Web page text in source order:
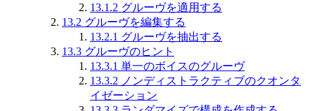
13.1.2 グルーヴを適用する
13.2 グルーヴを編集する
13.2.1 グルーヴを抽出する
13.3 グルーヴのヒント
13.3.1 単一のボイスのグルーヴ
13.3.2 ノンディストラクティブのクオンタ
イゼーション